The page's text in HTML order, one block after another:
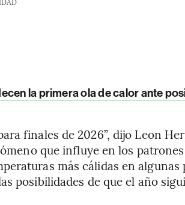
la primera ola de calor ante
finales de 2026”, dijo Leon
que influye en los patrones
más cálidas en algunas
posibilidades de que el año